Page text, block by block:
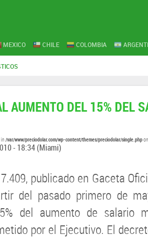
MEXICO CHILE COLOMBIA
AUMENTO DEL 15% DEL
/var/www/preciodolar.com/wp-content/themes/preciodolar/single.php
- 18:34(Miami)
publicado en Gaceta
del pasado primero de
del aumento de salario
por el Ejecutivo. El